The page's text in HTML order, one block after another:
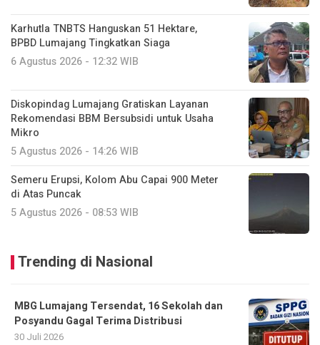
Karhutla TNBTS Hanguskan 51 Hektare,
BPBD Lumajang Tingkatkan Siaga
6 Agustus 2026 - 12:32 WIB
Diskopindag Lumajang Gratiskan Layanan
Rekomendasi BBM Bersubsidi untuk Usaha
Mikro
5 Agustus 2026 - 14:26 WIB
Semeru Erupsi, Kolom Abu Capai 900 Meter
di Atas Puncak
5 Agustus 2026 - 08:53 WIB
Trending di Nasional
MBG Lumajang Tersendat, 16 Sekolah dan
Posyandu Gagal Terima Distribusi
30 Juli 2026